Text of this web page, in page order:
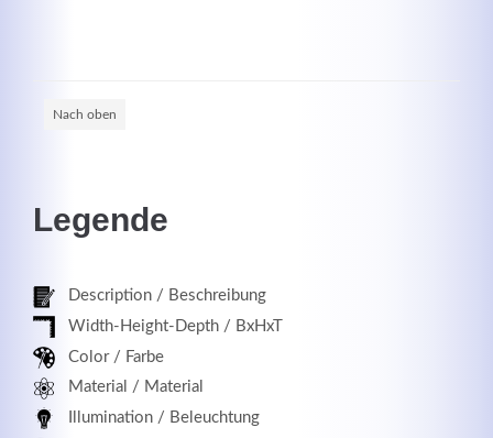
Nach oben
Legende
Description / Beschreibung
Width-Height-Depth / BxHxT
Color / Farbe
Material / Material
Illumination / Beleuchtung